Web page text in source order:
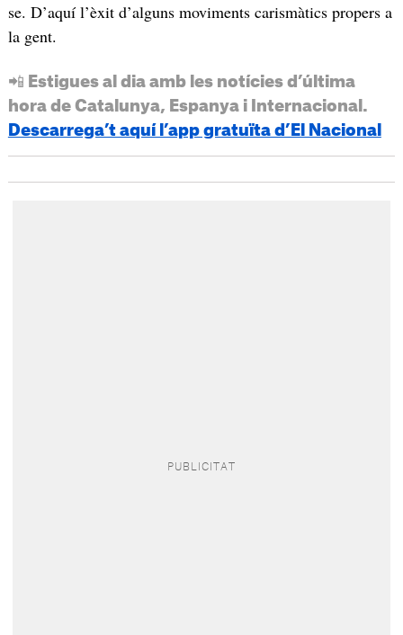
se. D’aquí l’èxit d’alguns moviments carismàtics propers a
la gent.
📲 Estigues al dia amb les notícies d’última
hora de Catalunya, Espanya i Internacional.
Descarrega’t aquí l’app gratuïta d’El Nacional